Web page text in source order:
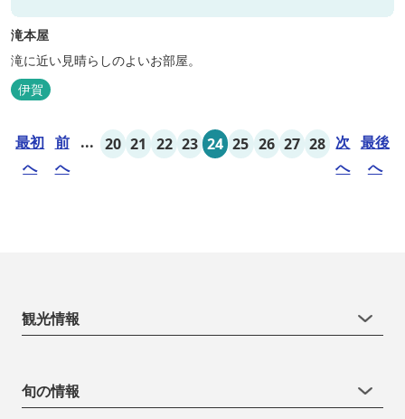
滝本屋
滝に近い見晴らしのよいお部屋。
伊賀
最初
へ
前
へ
... 20 21 22 23 24 25 26 27 28 次
へ
最後
へ
観光情報
旬の情報